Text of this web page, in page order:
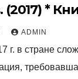
*
ADMIN
г. в стране